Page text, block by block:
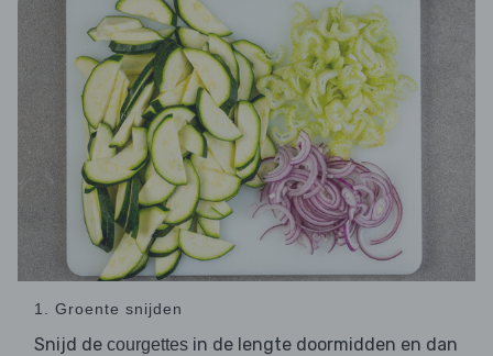
1. Groente snijden
Snijd de courgettes in de lengte doormidden en dan